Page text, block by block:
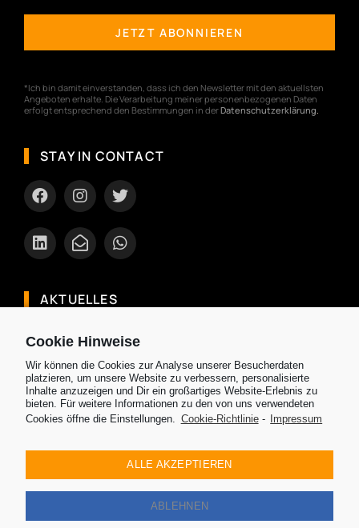
AKTUELLES
Entdecke Brunei: Dein exotischer Urlaub
Ranking: Die besten und sichersten Airlines in
Asien 2024
Welche Reisezeit ist die beste für mein Reiseziel
in Asien
Entdecke Chiang Mai eine Perle Thailands mit
ihren Tempel, Elefantenschutzgebieten und
STAY IN CONTACT
*Ich bin damit einverstanden, dass ich den Newsletter mit den aktuellsten
Angeboten erhalte. Die Verarbeitung meiner personenbezogenen Daten
erfolgt entsprechend den Bestimmungen in derDatenschutzerklärung.
Cookie Hinweise
Wir können die Cookies zur Analyse unserer Besucherdaten
platzieren, um unsere Website zu verbessern, personalisierte
Inhalte anzuzeigen und Dir ein großartiges Website-Erlebnis zu
bieten. Für weitere Informationen zu den von uns verwendeten
Cookies öffne die Einstellungen. Cookie-Richtlinie- Impressum
ALLE AKZEPTIEREN
ABLEHNEN